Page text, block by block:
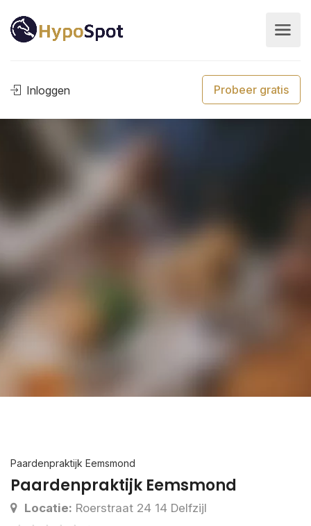
Inloggen Probeer gratis
Paardenpraktijk Eemsmond
Paardenpraktijk Eemsmond
Locatie: Roerstraat 24 14 Delfzijl